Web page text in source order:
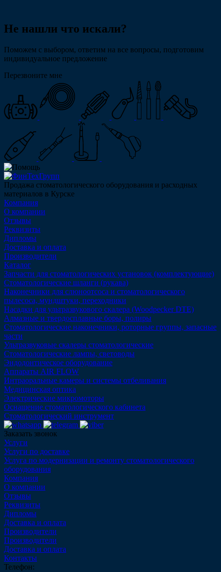
Не нашли что искали?
Поможем с выбором, ответим на все вопросы, подготовим
индивидуальное предложение
Перезвоните мне
Продажа стоматологического оборудования и расходных
материалов в Курске
Компания
О компании
Отзывы
Реквизиты
Дипломы
Доставка и оплата
Производители
Каталог
Запчасти для стоматологических установок (комплектующие)
Стоматологические шланги (рукава)
Наконечники для слюноотсоса и стоматологического
пылесоса, мундштуки, переходники
Насадки для ультразвукового скалера (Woodpecker DTE)
Алмазные и твердосплавные боры, полиры
Стоматологические наконечники, роторные группы, запасные
части
Ультразвуковые скалеры стоматологические
Стоматологические лампы, световоды
Эндодонтическое оборудование
Аппараты AIR FLOW
Интраоральные камеры и системы отбеливания
Медицинская оптика
Электрические микромоторы
Оснащение стоматологического кабинета
Стоматологический инструмент
Заказать звонок
Услуги
Услуги по доставке
Услуга по модернизации и ремонту стоматологического
оборудования
Компания
О компании
Отзывы
Реквизиты
Дипломы
Доставка и оплата
Производители
Производители
Доставка и оплата
Контакты
Телефон: